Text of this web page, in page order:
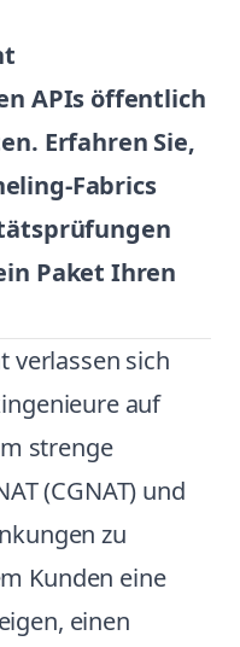
APIs öffentlich
Erfahren Sie,
Fabrics
Paket Ihren
verlassen sich
auf
strenge
(CGNAT) und
zu
Kunden eine
einen